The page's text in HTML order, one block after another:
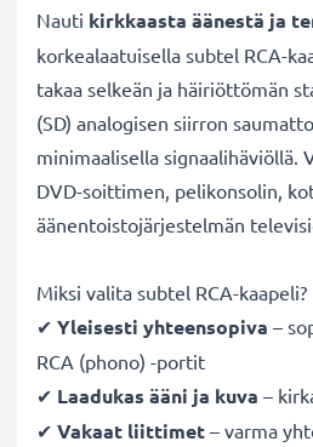
Nauti kirkkaasta äänestä ja
korkealaatuisella subtel RCA-
takaa selkeän ja häiriöttömän
(SD) analogisen siirron
minimaalisella signaalihäviöllä.
DVD-soittimen, pelikonsolin,
äänentoistojärjestelmän
Miksi valita subtel RCA-kaapeli?
✔ Yleisesti yhteensopiva –
RCA (phono) -portit
✔ Laadukas ääni ja kuva –
✔ Vakaat liittimet – varma